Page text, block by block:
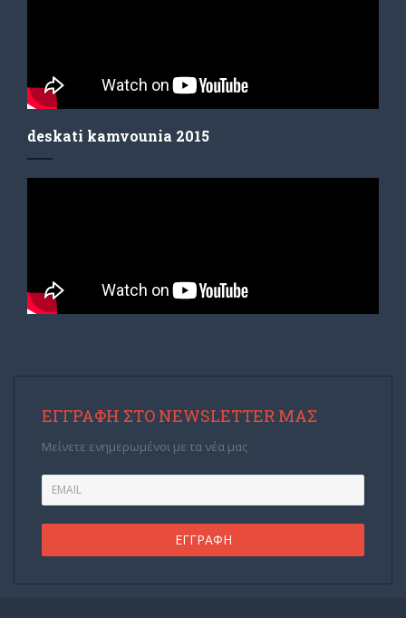
deskati kamvounia 2015
ΕΓΓΡΑΦΉ ΣΤΟ NEWSLETTER ΜΑΣ
Μείνετε ενημερωμένοι με τα νέα μας